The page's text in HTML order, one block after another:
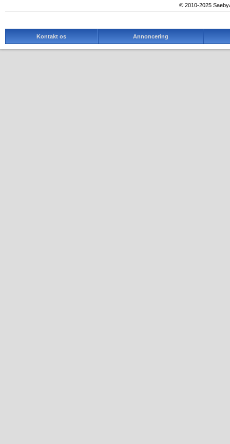
© 2010-2025
Kontakt os Annoncering